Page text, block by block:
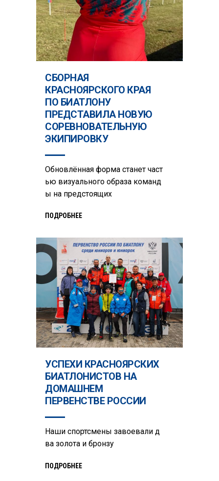
СБОРНАЯ
КРАСНОЯРСКОГО КРАЯ
ПО БИАТЛОНУ
ПРЕДСТАВИЛА НОВУЮ
СОРЕВНОВАТЕЛЬНУЮ
ЭКИПИРОВКУ
Обновлённая форма станет част
ью визуального образа команд
ы на предстоящих
ПОДРОБНЕЕ
УСПЕХИ КРАСНОЯРСКИХ
БИАТЛОНИСТОВ НА
ДОМАШНЕМ
ПЕРВЕНСТВЕ РОССИИ
Наши спортсмены завоевали д
ва золота и бронзу
ПОДРОБНЕЕ